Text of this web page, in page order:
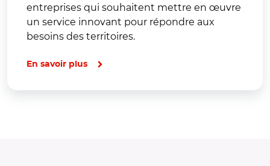
entreprises qui souhaitent mettre en œuvre
un service innovant pour répondre aux
besoins des territoires.
En savoir plus